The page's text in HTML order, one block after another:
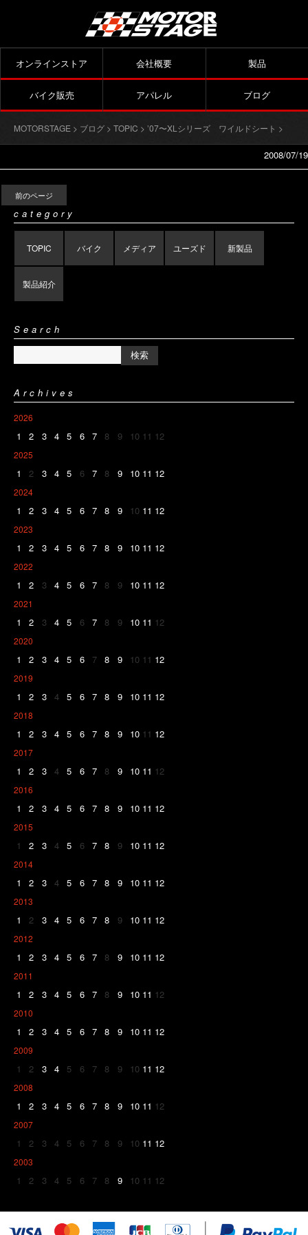
オンラインストア 会社概要 製品
バイク販売 アパレル ブログ
MOTORSTAGE > ブログ > TOPIC > ’07〜XLシリーズ ワイルドシート >
2008/07/19
前のページ
category
TOPIC バイク メディア ユーズド 新製品
製品紹介
Search
Archives
2026
1 2 3 4 5 6 7 8 9 10 11 12
2025
1 2 3 4 5 6 7 8 9 10 11 12
2024
1 2 3 4 5 6 7 8 9 10 11 12
2023
1 2 3 4 5 6 7 8 9 10 11 12
2022
1 2 3 4 5 6 7 8 9 10 11 12
2021
1 2 3 4 5 6 7 8 9 10 11 12
2020
1 2 3 4 5 6 7 8 9 10 11 12
2019
1 2 3 4 5 6 7 8 9 10 11 12
2018
1 2 3 4 5 6 7 8 9 10 11 12
2017
1 2 3 4 5 6 7 8 9 10 11 12
2016
1 2 3 4 5 6 7 8 9 10 11 12
2015
1 2 3 4 5 6 7 8 9 10 11 12
2014
1 2 3 4 5 6 7 8 9 10 11 12
2013
1 2 3 4 5 6 7 8 9 10 11 12
2012
1 2 3 4 5 6 7 8 9 10 11 12
2011
1 2 3 4 5 6 7 8 9 10 11 12
2010
1 2 3 4 5 6 7 8 9 10 11 12
2009
1 2 3 4 5 6 7 8 9 10 11 12
2008
1 2 3 4 5 6 7 8 9 10 11 12
2007
1 2 3 4 5 6 7 8 9 10 11 12
2003
1 2 3 4 5 6 7 8 9 10 11 12